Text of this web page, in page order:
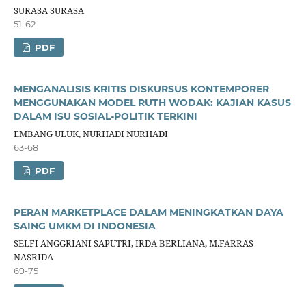
SURASA SURASA
51-62
PDF
MENGANALISIS KRITIS DISKURSUS KONTEMPORER
MENGGUNAKAN MODEL RUTH WODAK: KAJIAN KASUS
DALAM ISU SOSIAL-POLITIK TERKINI
EMBANG ULUK, NURHADI NURHADI
63-68
PDF
PERAN MARKETPLACE DALAM MENINGKATKAN DAYA
SAING UMKM DI INDONESIA
SELFI ANGGRIANI SAPUTRI, IRDA BERLIANA, M.FARRAS
NASRIDA
69-75